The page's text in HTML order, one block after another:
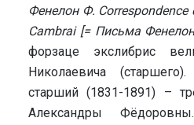
Фенелон Ф. Correspondence
Cambrai [= Письма
форзаце экслибрис
Николаевича
старший (1831-1891) –
Александры